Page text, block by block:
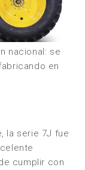
nacional: se
en
la serie 7J fue
cumplir con